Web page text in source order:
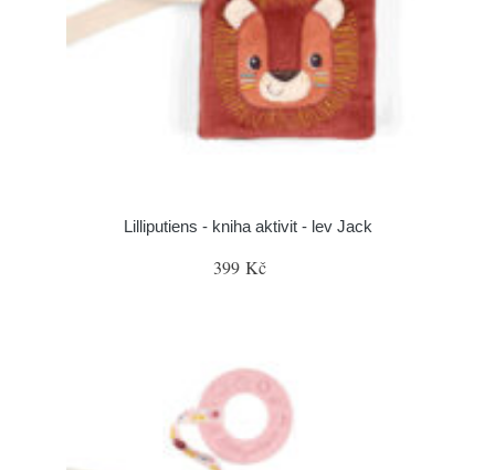
Lilliputiens - kniha aktivit - lev Jack
399 Kč